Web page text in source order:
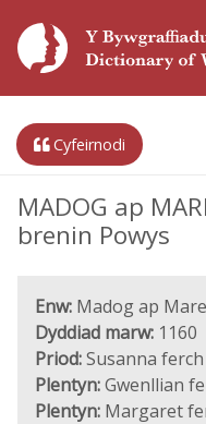
Cyfeirnodi
MADOG ap
brenin Powys
Enw: Madog ap
Dyddiad marw: 1160
Priod:Susanna
Plentyn:Gwenllian
Plentyn: Margaret